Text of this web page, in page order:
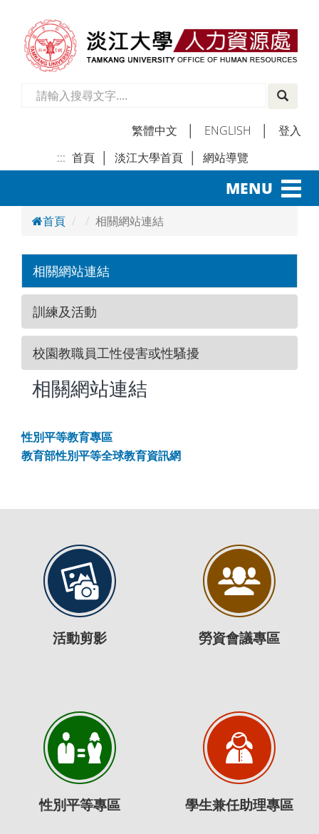
繁體中文 ENGLISH
登入
::: 首頁 淡江大學首頁 網站導覽
MENU
首頁 相關網站連結
相關網站連結
訓練及活動
校園教職員工性侵害或性騷擾
相關網站連結
性別平等教育專區
教育部性別平等全球教育資訊網
活動剪影 勞資會議專區
性別平等專區 學生兼任助理專區